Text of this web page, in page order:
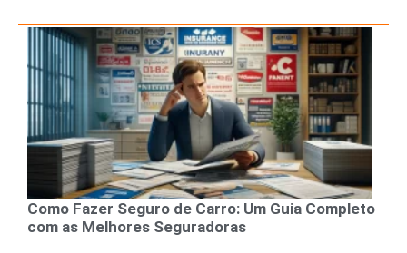
Como Fazer Seguro de Carro: Um Guia Completo
com as Melhores Seguradoras